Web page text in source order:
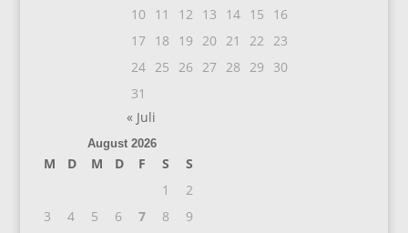
10
11 12 13 14 15
16
17
18 19 20 21 22 23
24 25 26 27 28 29
30
31
« Juli
August 2026
M D M D F S
S
1
2
3
4 5 6 7 8 9